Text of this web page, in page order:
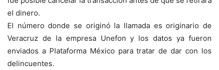
el dinero.
El número donde se originó la llamada es originario de
Veracruz de la empresa Unefon y los datos ya fueron
enviados a Plataforma México para tratar de dar con los
delincuentes.